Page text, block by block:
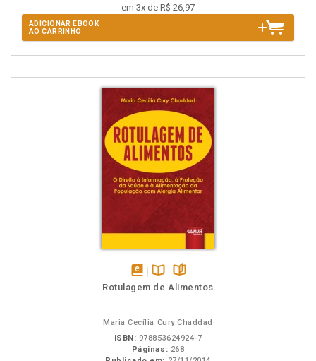
em 3x de R$ 26,97
ADICIONAR EBOOK
AO CARRINHO
disponívelDisponível
páginas
Rotulagem de Alimentos
Maria Cecília Cury Chaddad
ISBN: 978853624924-7
Páginas: 268